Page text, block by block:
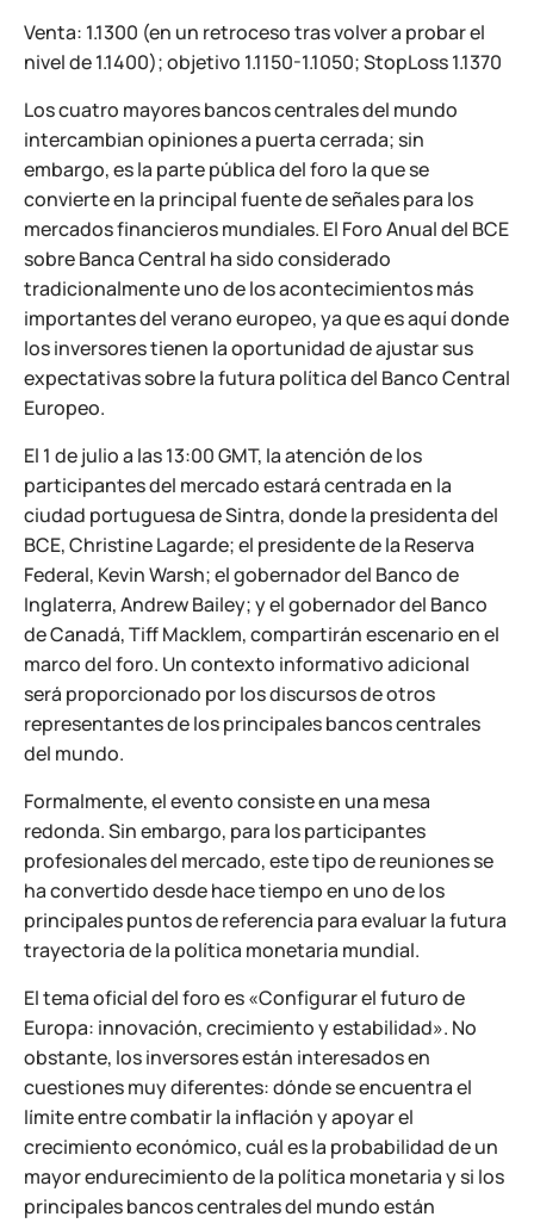
Venta: 1.1300 (en un retroceso tras volver a probar el
nivel de 1.1400); objetivo 1.1150-1.1050; StopLoss 1.1370
Los cuatro mayores bancos centrales del mundo
intercambian opiniones a puerta cerrada; sin
embargo, es la parte pública del foro la que se
convierte en la principal fuente de señales para los
mercados financieros mundiales. El Foro Anual del BCE
sobre Banca Central ha sido considerado
tradicionalmente uno de los acontecimientos más
importantes del verano europeo, ya que es aquí donde
los inversores tienen la oportunidad de ajustar sus
expectativas sobre la futura política del Banco Central
Europeo.
El 1 de julio a las 13:00 GMT, la atención de los
participantes del mercado estará centrada en la
ciudad portuguesa de Sintra, donde la presidenta del
BCE, Christine Lagarde; el presidente de la Reserva
Federal, Kevin Warsh; el gobernador del Banco de
Inglaterra, Andrew Bailey; y el gobernador del Banco
de Canadá, Tiff Macklem, compartirán escenario en el
marco del foro. Un contexto informativo adicional
será proporcionado por los discursos de otros
representantes de los principales bancos centrales
del mundo.
Formalmente, el evento consiste en una mesa
redonda. Sin embargo, para los participantes
profesionales del mercado, este tipo de reuniones se
ha convertido desde hace tiempo en uno de los
principales puntos de referencia para evaluar la futura
trayectoria de la política monetaria mundial.
El tema oficial del foro es «Configurar el futuro de
Europa: innovación, crecimiento y estabilidad». No
obstante, los inversores están interesados en
cuestiones muy diferentes: dónde se encuentra el
límite entre combatir la inflación y apoyar el
crecimiento económico, cuál es la probabilidad de un
mayor endurecimiento de la política monetaria y si los
principales bancos centrales del mundo están